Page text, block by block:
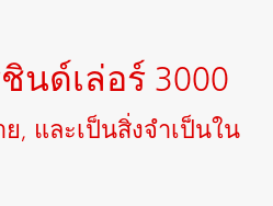
นด์เล่อร์ 3000
, และเป็นสิ่งจำเป็นใน